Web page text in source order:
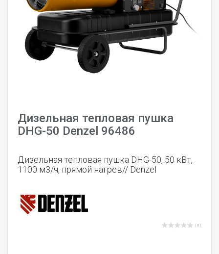
Дизельная тепловая пушка
DHG-50 Denzel 96486
Дизельная тепловая пушка DHG-50, 50 кВт,
1100 м3/ч, прямой нагрев// Denzel
( 0 )